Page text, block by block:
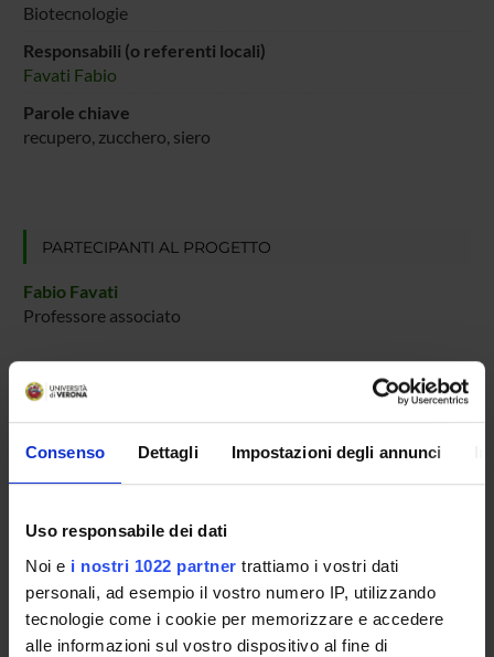
Consenso Dettagli Impostazioni degli annunci
Uso responsabile dei dati
Noi e i nostri 1022 partner trattiamo i vostri dati
personali, ad esempio il vostro numero IP, utilizzando
tecnologie come i cookie per memorizzare e accedere
alle informazioni sul vostro dispositivo al fine di
Biotecnologie
Responsabili (o referenti locali)
Favati Fabio
Parole chiave
recupero, zucchero, siero
PARTECIPANTI AL PROGETTO
Fabio Favati
Professore associato
Barbara Simonato
Università di Verona Scientifico e Tecnologico Ricercatore
Università di Verona
Michele Bernardi
Università di Verona Biotecnologie Assegnista di Ricerca